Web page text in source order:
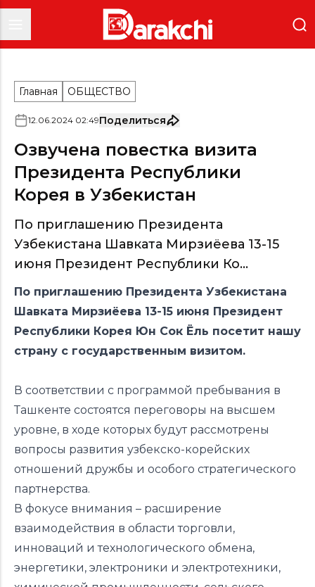
Главная ОБЩЕСТВО
12.06.2024 02:49Поделиться
Озвучена повестка визита
Президента Республики
Корея в Узбекистан
По приглашению Президента
Узбекистана Шавката Мирзиёева 13-15
июня Президент Республики Ко...
По приглашению Президента Узбекистана
Шавката Мирзиёева 13-15 июня Президент
Республики Корея Юн Сок Ёль посетит нашу
страну с государственным визитом.
В соответствии с программой пребывания в
Ташкенте состоятся переговоры на высшем
уровне, в ходе которых будут рассмотрены
вопросы развития узбекско-корейских
отношений дружбы и особого стратегического
партнерства.
В фокусе внимания – расширение
взаимодействия в области торговли,
инноваций и технологического обмена,
энергетики, электроники и электротехники,